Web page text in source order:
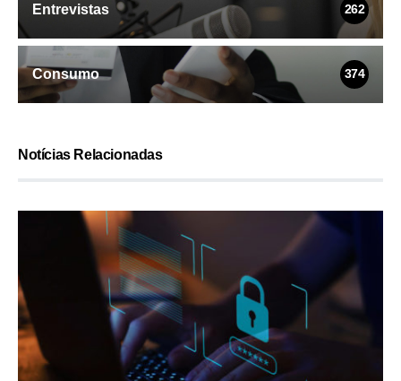
Entrevistas 262
Consumo 374
Notícias Relacionadas